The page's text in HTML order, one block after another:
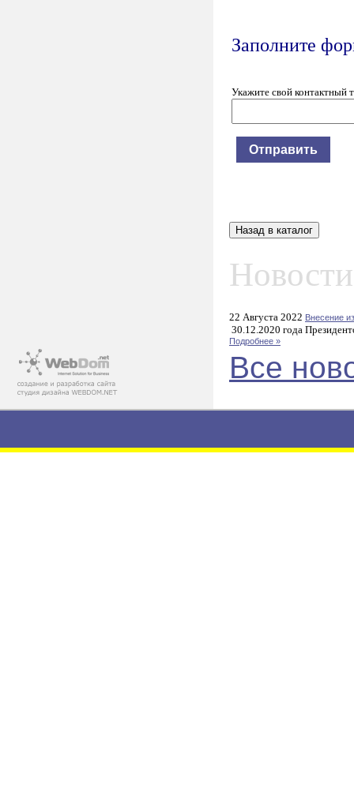
Заполните
Укажите свой контактный
22 Августа 2022 Внесение
30.12.2020 года
Подробнее »
Все